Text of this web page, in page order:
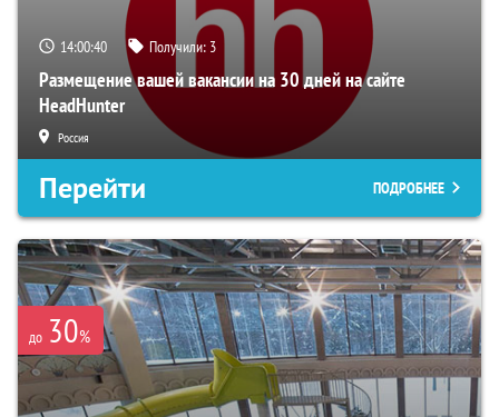
14:00:39 Получили: 3
Размещение вашей вакансии на 30 дней на сайте
HeadHunter
Россия
Перейти ПОДРОБНЕЕ
до 30%